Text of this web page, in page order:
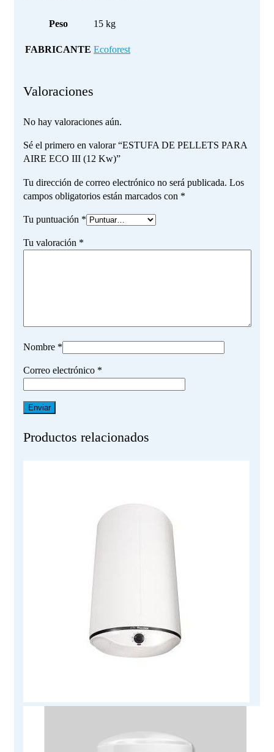
Peso 15 kg
FABRICANTE Ecoforest
Valoraciones
No hay valoraciones aún.
Sé el primero en valorar “ESTUFA DE PELLETS PARA
AIRE ECO III (12 Kw)”
Tu dirección de correo electrónico no será publicada. Los
campos obligatorios están marcados con *
Tu puntuación *
Tu valoración *
Nombre *
Correo electrónico *
Productos relacionados